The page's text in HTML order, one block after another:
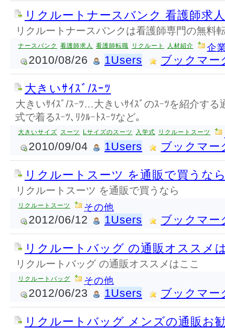
リクルートナースバンク 看護師求人
リクルートナースバンクは看護師専門の無料
ナースバンク 看護師求人 看護師転職 リクルート 人材紹介 企
2010/08/26 1Users ブックマー
大きいｻｲｽﾞ/ｽｰﾂ
大きいｻｲｽﾞ/ｽｰﾂ…大きいｻｲｽﾞのｽｰﾂを紹介する
式で着るｽｰﾂ､ﾘｸﾙｰﾄｽｰﾂなど｡
大きいサイズ スーツ Lサイズのスーツ 入学式 リクルートスーツ
2010/09/04 1Users ブックマー
リクルートスーツ を通販で買うな
リクルートスーツ を通販で買うなら
リクルートスーツ その他
2012/06/12 1Users ブックマー
リクルートバッグ の通販オススメ
リクルートバッグ の通販オススメはここ
リクルートバッグ その他
2012/06/23 1Users ブックマー
リクルートバッグ メンズの通販お